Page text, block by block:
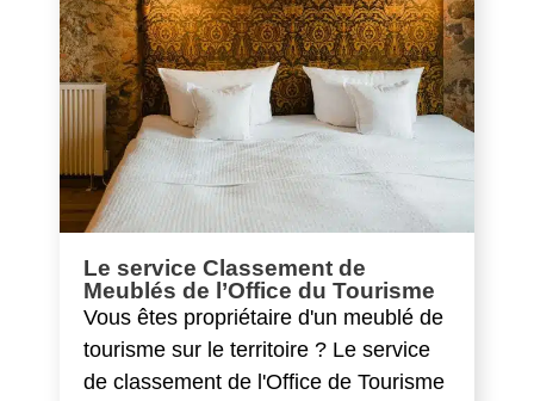
Le service Classement de
Meublés de l’Office du Tourisme
Vous êtes propriétaire d'un meublé de
tourisme sur le territoire ? Le service
de classement de l'Office de Tourisme